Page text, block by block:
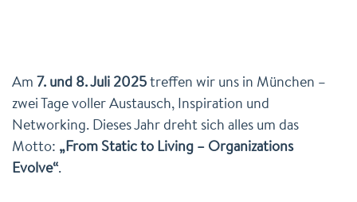
Am 7. und 8. Juli 2025treffen wir uns in München –
zwei Tage voller Austausch, Inspiration und
Networking. Dieses Jahr dreht sich alles um das
Motto: „From Static to Living – Organizations
Evolve“.